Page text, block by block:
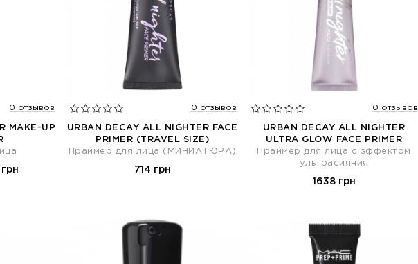
0 отзывов
MAKE-UP
0 отзывов
URBAN DECAY ALL NIGHTER FACE
PRIMER (TRAVEL SIZE)
Праймер для лица (МИНИАТЮРА)
714 грн
0 отзывов
URBAN DECAY ALL NIGHTER
ULTRA GLOW FACE PRIMER
Праймер для лица с эффектом
ультрасияния
1638 грн